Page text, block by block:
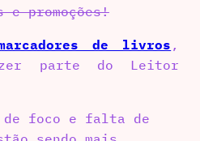
promoções!
de livros ,
parte do Leitor
de foco e falta de